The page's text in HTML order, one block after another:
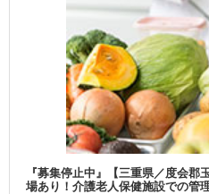
『募集停止中』【三重県／度会
場あり！介護老人保健施設での管